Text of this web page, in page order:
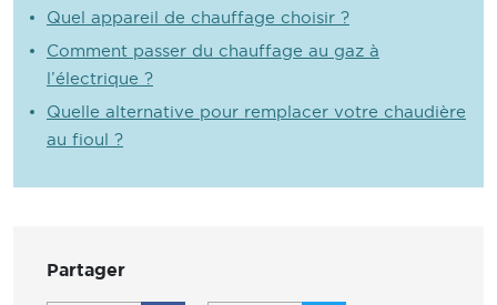
Quel appareil de chauffage choisir ?
Comment passer du chauffage au gaz à
l’électrique ?
Quelle alternative pour remplacer votre chaudière
au fioul ?
Partager